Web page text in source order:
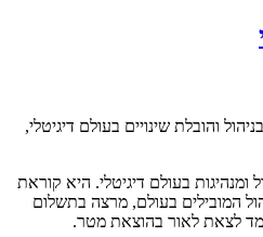
והובלת שינויים בעולם דיגיטלי,
ומנהיגות בעולם דיגיטלי. היא קוראת
המובילים בעולם, מרצה בתשלום
לצאת לאור בהוצאת מטר.